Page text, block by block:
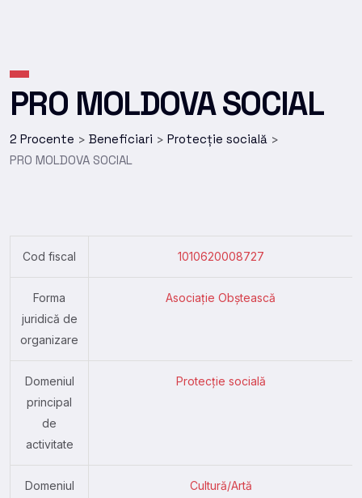
PRO MOLDOVA SOCIAL
2 Procente > Beneficiari > Protecție socială >
PRO MOLDOVA SOCIAL
Cod fiscal 1010620008727
Forma
juridică de
organizare
Asociație Obștească
Domeniul
principal
de
activitate
Protecție socială
Domeniul
Cultură/Artă